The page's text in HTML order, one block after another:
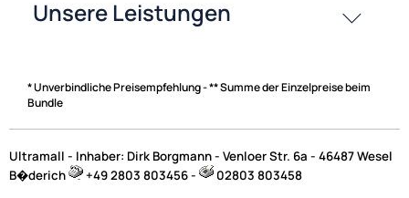
* Unverbindliche Preisempfehlung - ** Summe der Einzelpreise beim
Bundle
Ultramall - Inhaber: Dirk Borgmann - Venloer Str. 6a - 46487 Wesel
B�derich
+49 2803 803456 - 02803 803458